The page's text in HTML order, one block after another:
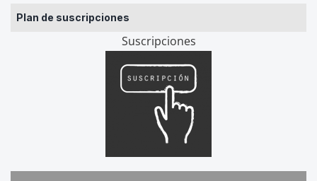
Plan de suscripciones
Suscripciones